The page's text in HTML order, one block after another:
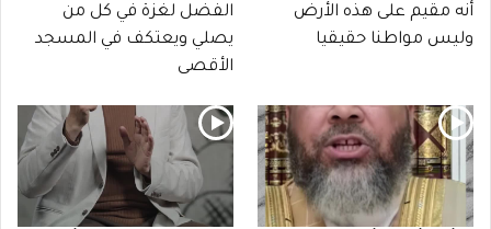
أنه مقيم على هذه الأرض
وليس مواطنا حقيقيا
الفضل لغزة في كل من
يصلي ويعتكف في المسجد
الأقصى